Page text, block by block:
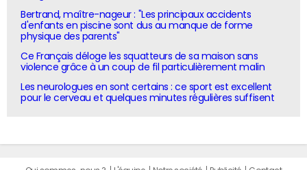
Bertrand, maître-nageur : "Les principaux accidents
d'enfants en piscine sont dus au manque de forme
physique des parents"
Ce Français déloge les squatteurs de sa maison sans
violence grâce à un coup de fil particulièrement malin
Les neurologues en sont certains : ce sport est excellent
pour le cerveau et quelques minutes régulières suffisent